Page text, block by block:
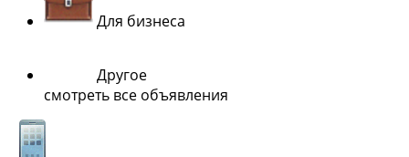
Для бизнеса
Другое
смотреть все объявления